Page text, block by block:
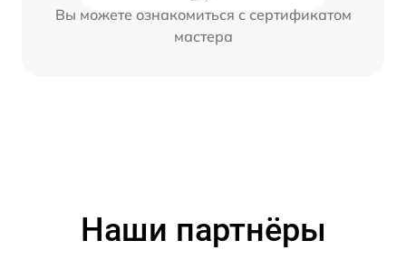
Вы можете ознакомиться с сертификатом
мастера
Наши партнёры